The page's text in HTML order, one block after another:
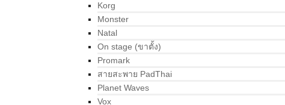
Korg
Monster
Natal
On stage (ขาตั้ง)
Promark
สายสะพาย PadThai
Planet Waves
Vox